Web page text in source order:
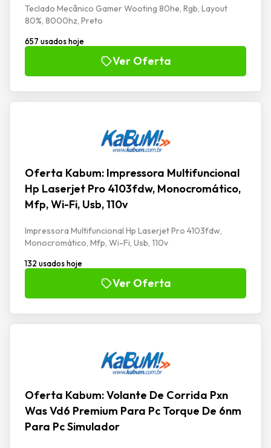
Teclado Mecânico Gamer Wooting 80he, Rgb, Layout
80%, 8000hz, Preto
657 usados hoje
Ver Oferta
Oferta Kabum: Impressora Multifuncional
Hp Laserjet Pro 4103fdw, Monocromático,
Mfp, Wi-Fi, Usb, 110v
Impressora Multifuncional Hp Laserjet Pro 4103fdw,
Monocromático, Mfp, Wi-Fi, Usb, 110v
132 usados hoje
Ver Oferta
Oferta Kabum: Volante De Corrida Pxn
Was Vd6 Premium Para Pc Torque De 6nm
Para Pc Simulador